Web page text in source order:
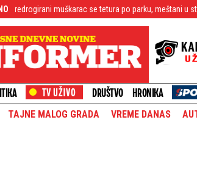
se tetura po parku, meštani u strahu (VIDEO)
DRUŠTVO HRONIKA
TAJNE MALOG GRADA VREME DANAS